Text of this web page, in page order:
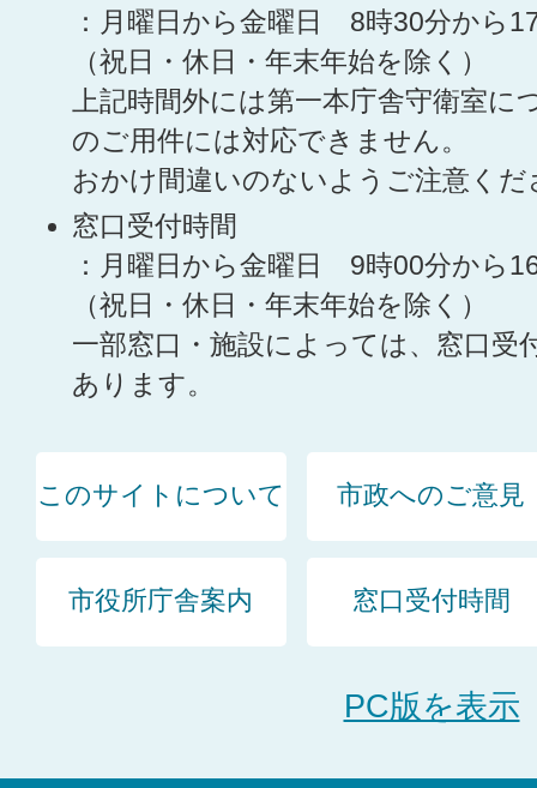
：月曜日から金曜日 8時30分から
（祝日・休日・年末年始を除く）
上記時間外には第一本庁舎守衛室に
のご用件には対応できません。
おかけ間違いのないようご注意くだ
窓口受付時間
：月曜日から金曜日 9時00分から
（祝日・休日・年末年始を除く）
一部窓口・施設によっては、窓口受
あります。
このサイトについて 市政へのご意見
市役所庁舎案内 窓口受付時間
PC版を表示